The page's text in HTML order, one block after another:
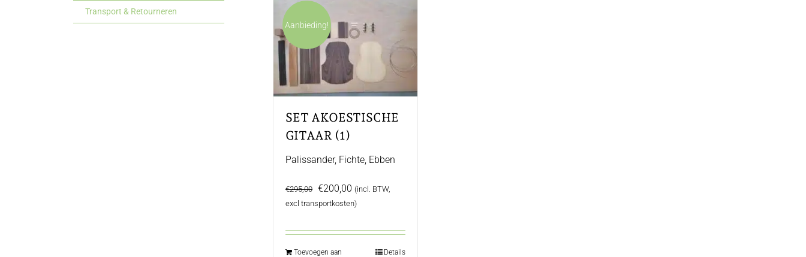
Aanbieding!
SET AKOESTISCHE
GITAAR (1)
Palissander, Fichte, Ebben
€295,00 Oorspronkelijke
prijs
€295,00.
€200,00 Huidige
prijs
€200,00.
(incl. BTW,
excl transportkosten)
Toevoegen aan
Details
Transport & Retourneren